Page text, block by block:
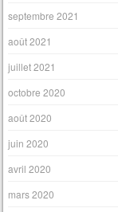
septembre 2021
août 2021
juillet 2021
octobre 2020
août 2020
juin 2020
avril 2020
mars 2020